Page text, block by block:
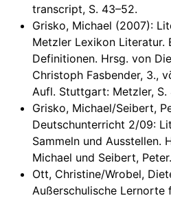
transcript, S. 43–52.
Grisko, Michael (2007):
Metzler Lexikon Literatur.
Definitionen. Hrsg. von
Christoph Fasbender, 3.,
Aufl. Stuttgart: Metzler, S.
Grisko, Michael/Seibert,
Deutschunterricht 2/09:
Sammeln und Ausstellen.
Michael und Seibert,
Ott, Christine/Wrobel,
Außerschulische Lernorte